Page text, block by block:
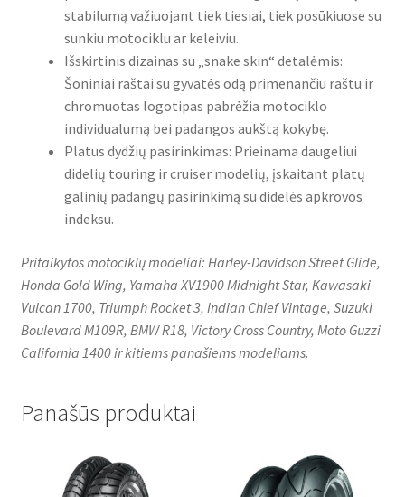
stabilumą važiuojant tiek tiesiai, tiek posūkiuose su
sunkiu motociklu ar keleiviu.
Išskirtinis dizainas su „snake skin“ detalėmis:
Šoniniai raštai su gyvatės odą primenančiu raštu ir
chromuotas logotipas pabrėžia motociklo
individualumą bei padangos aukštą kokybę.
Platus dydžių pasirinkimas: Prieinama daugeliui
didelių touring ir cruiser modelių, įskaitant platų
galinių padangų pasirinkimą su didelės apkrovos
indeksu.
Pritaikytos motociklų modeliai: Harley-Davidson Street Glide,
Honda Gold Wing, Yamaha XV1900 Midnight Star, Kawasaki
Vulcan 1700, Triumph Rocket 3, Indian Chief Vintage, Suzuki
Boulevard M109R, BMW R18, Victory Cross Country, Moto Guzzi
California 1400 ir kitiems panašiems modeliams.
Panašūs produktai